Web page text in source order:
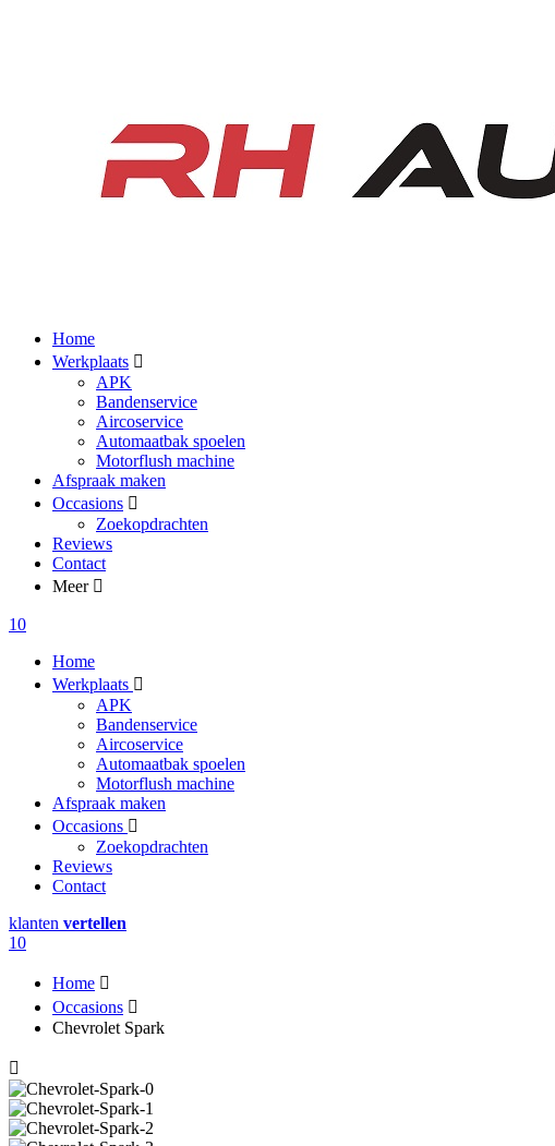
Home
Werkplaats
APK
Bandenservice
Aircoservice
Automaatbak spoelen
Motorflush machine
Afspraak maken
Occasions
Zoekopdrachten
Reviews
Contact
Meer
10
Home
Werkplaats
APK
Bandenservice
Aircoservice
Automaatbak spoelen
Motorflush machine
Afspraak maken
Occasions
Zoekopdrachten
Reviews
Contact
klanten vertellen
10
Home
Occasions
Chevrolet Spark